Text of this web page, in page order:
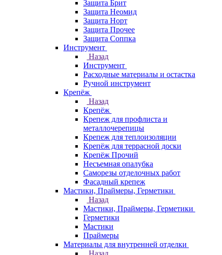
Защита Брит
Защита Неомид
Защита Норт
Защита Прочее
Защита Соппка
Инструмент
Назад
Инструмент
Расходные материалы и остастка
Ручной инструмент
Крепёж
Назад
Крепёж
Крепеж для профлиста и
металлочерепицы
Крепеж для теплоизоляции
Крепёж для террасной доски
Крепёж Прочий
Несъемная опалубка
Саморезы отделочных работ
Фасадный крепеж
Мастики, Праймеры, Герметики
Назад
Мастики, Праймеры, Герметики
Герметики
Мастики
Праймеры
Материалы для внутренней отделки
Назад